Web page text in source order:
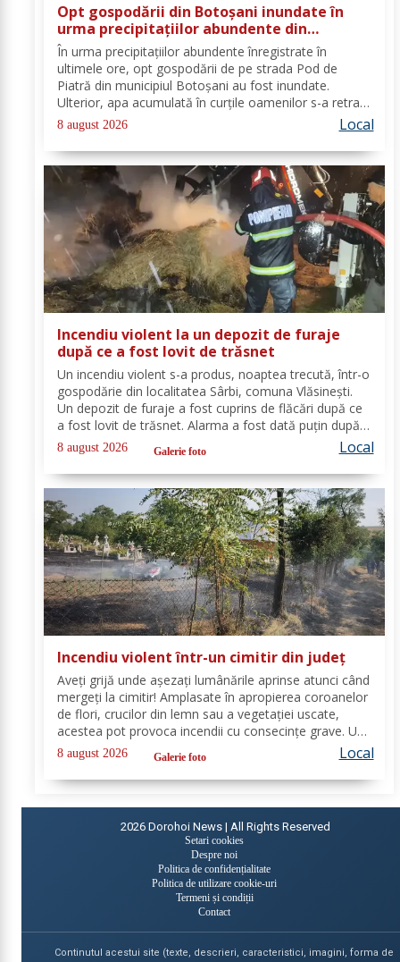
Opt gospodării din Botoșani inundate în
urma precipitațiilor abundente din
ultimele ore
În urma precipitațiilor abundente înregistrate în
ultimele ore, opt gospodării de pe strada Pod de
Piatră din municipiul Botoșani au fost inundate.
Ulterior, apa acumulată în curțile oamenilor s-a retras
pe carosabil. Pentru evacuarea apei, pompierii militari
din cadrul Detașamentului Botoșani au...
8 august 2026 Local
Incendiu violent la un depozit de furaje
după ce a fost lovit de trăsnet
Un incendiu violent s-a produs, noaptea trecută, într-o
gospodărie din localitatea Sârbi, comuna Vlăsinești.
Un depozit de furaje a fost cuprins de flăcări după ce
a fost lovit de trăsnet. Alarma a fost dată puțin după
ora 22:00. La caz s-au deplasat, în cel mai scurt timp,
pompierii din cadrul...
8 august 2026 Galerie foto Local
Incendiu violent într-un cimitir din județ
Aveți grijă unde așezați lumânările aprinse atunci când
mergeți la cimitir! Amplasate în apropierea coroanelor
de flori, crucilor din lemn sau a vegetației uscate,
acestea pot provoca incendii cu consecințe grave. Un
astfel de eveniment s-a produs ieri, în cimitirul din
localitatea Ichimeni, comuna...
8 august 2026 Galerie foto Local
2026 Dorohoi News | All Rights Reserved
Setari cookies
Despre noi
Politica de confidențialitate
Politica de utilizare cookie-uri
Termeni și condiții
Contact
Continutul acestui site (texte, descrieri, caracteristici, imagini, forma de